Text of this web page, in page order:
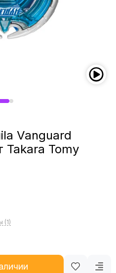
Vanguard
Takara Tomy
(1)